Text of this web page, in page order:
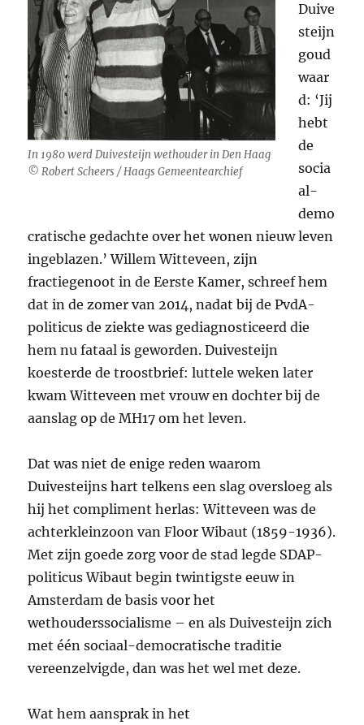
In 1980 werd Duivesteijn wethouder in Den Haag
© Robert Scheers / Haags Gemeentearchief
Duive
steijn
goud
waar
d: ‘Jij
hebt
de
socia
al-
demo
cratische gedachte over het wonen nieuw leven
ingeblazen.’ Willem Witteveen, zijn
fractiegenoot in de Eerste Kamer, schreef hem
dat in de zomer van 2014, nadat bij de PvdA-
politicus de ziekte was gediagnosticeerd die
hem nu fataal is geworden. Duivesteijn
koesterde de troostbrief: luttele weken later
kwam Witteveen met vrouw en dochter bij de
aanslag op de MH17 om het leven.
Dat was niet de enige reden waarom
Duivesteijns hart telkens een slag oversloeg als
hij het compliment herlas: Witteveen was de
achterkleinzoon van Floor Wibaut (1859-1936).
Met zijn goede zorg voor de stad legde SDAP-
politicus Wibaut begin twintigste eeuw in
Amsterdam de basis voor het
wethouderssocialisme – en als Duivesteijn zich
met één sociaal-democratische traditie
vereenzelvigde, dan was het wel met deze.
Wat hem aansprak in het